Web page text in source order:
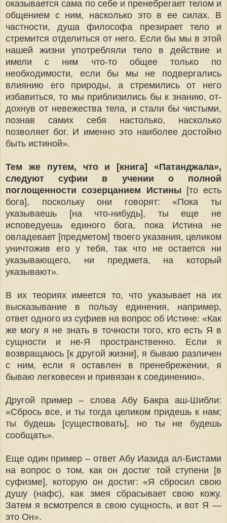
оказывается сама по себе и пренебрегает телом и
общением с ним, на­сколько это в ее силах. В
частности, душа философа презирает тело и
стремится отделиться от него. Если бы мы в этой
нашей жизни употребляли тело в действие и
имели с ним что-то общее только по
необходимости, если бы мы не подвергались
влиянию его природы, а стремились от него
избавиться, то мы приблизились бы к знанию, от­
дохнув от невежества тела, и стали бы чистыми,
познав самих себя настолько, насколько
позволяет бог. И именно это наиболее достойно
быть истиной».
Тем же путем, что и [книга] «Патанджала»,
следуют суфии в учении о полной
поглощенности созерцанием Истины[то есть
бога], поскольку они говорят: «Пока ты
указываешь [на что-нибудь], ты еще не
исповедуешь единого бога, пока Истина не
овладевает [предметом] твоего указания, целиком
уничтожив его у тебя, так что не остается ни
указывающего, ни предмета, на который
указывают».
В их теориях имеется то, что указывает на их
высказывание в пользу единения, например,
ответ одного из суфиев на вопрос об Истине: «Как
же могу я не знать в точности того, кто есть Я в
сущности и не-Я пространственно. Если я
возвращаюсь [к другой жизни], я бы­ваю различен
с ним, если я оставлен в пренебрежении, я
бываю легко­весен и привязан к соединению».
Другой пример – слова Абу Бакра аш-Шибли:
«Сбрось все, и ты тогда целиком придешь к нам;
ты будешь [существовать], но ты не будешь
сообщать».
Еще один пример – ответ Абу Иазида ал-Бистами
на вопрос о том, как он достиг той ступени [в
суфизме], которую он достиг: «Я сбросил свою
душу (нафс), как змея сбрасывает свою кожу.
Затем я всмотрелся в свою сущность, и вот Я —
это Он».